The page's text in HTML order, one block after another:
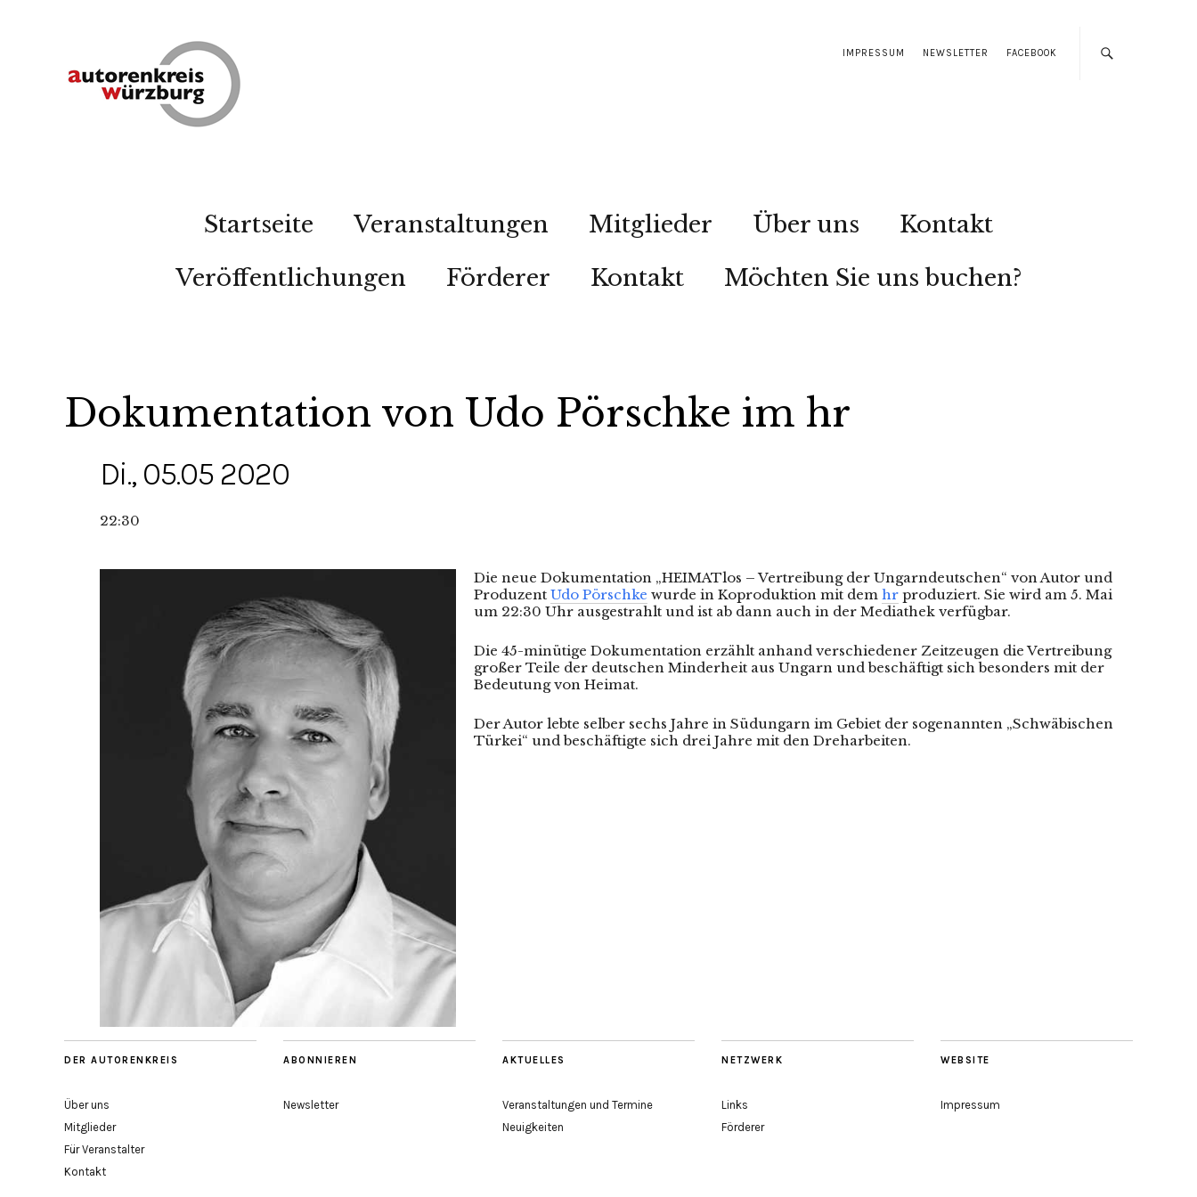
IMPRESSUM NEWSLETTER FACEBOOK
Startseite Veranstaltungen Mitglieder Über uns
Kontakt
Veröffentlichungen
Förderer Kontakt Möchten Sie uns buchen?
Dokumentation von Udo Pörschke im hr
Di., 05.05 2020
22:30
Die neue Dokumentation „HEIMATlos – Vertreibung der Ungarndeutschen“ von Autor und
Produzent Udo Pörschke wurde in Koproduktion mit dem hr produziert. Sie wird am 5. Mai
um 22:30 Uhr ausgestrahlt und ist ab dann auch in der Mediathek verfügbar.
Die 45-minütige Dokumentation erzählt anhand verschiedener Zeitzeugen die Vertreibung
großer Teile der deutschen Minderheit aus Ungarn und beschäftigt sich besonders mit der
Bedeutung von Heimat.
Der Autor lebte selber sechs Jahre in Südungarn im Gebiet der sogenannten „Schwäbischen
Türkei“ und beschäftigte sich drei Jahre mit den Dreharbeiten.
DER AUTORENKREIS
Über uns
Mitglieder
Für Veranstalter
Kontakt
ABONNIEREN
Newsletter
AKTUELLES
Veranstaltungen und Termine
Neuigkeiten
NETZWERK
Links
Förderer
WEBSITE
Impressum